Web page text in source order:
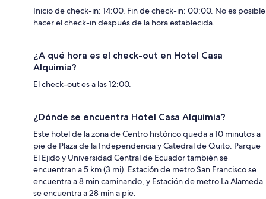
Inicio de check-in: 14:00. Fin de check-in: 00:00. No es posible
hacer el check-in después de la hora establecida.
¿A qué hora es el check-out en Hotel Casa
Alquimia?
El check-out es a las 12:00.
¿Dónde se encuentra Hotel Casa Alquimia?
Este hotel de la zona de Centro histórico queda a 10 minutos a
pie de Plaza de la Independencia y Catedral de Quito. Parque
El Ejido y Universidad Central de Ecuador también se
encuentran a 5 km (3 mi). Estación de metro San Francisco se
encuentra a 8 min caminando, y Estación de metro La Alameda
se encuentra a 28 min a pie.